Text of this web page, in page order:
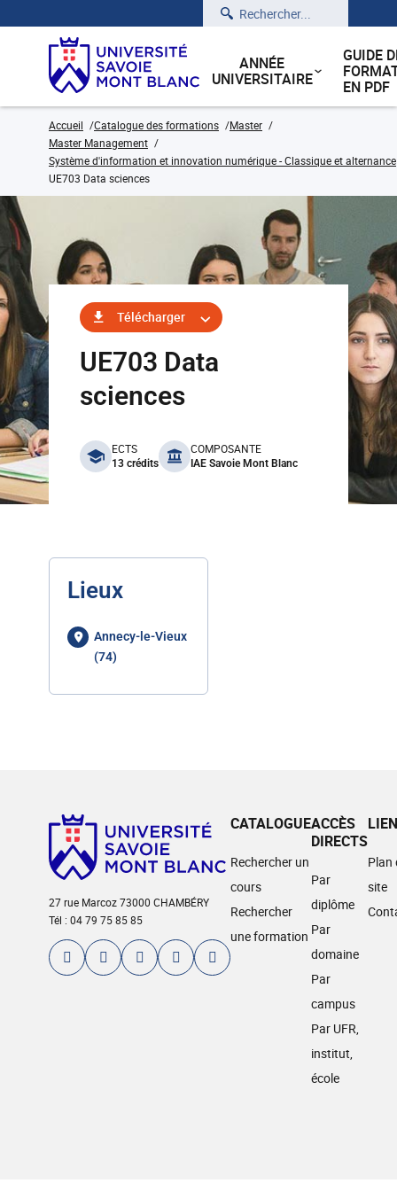
Rechercher
ANNÉE
UNIVERSITAIRE
GUIDE
EN PDF
Accueil Catalogue des formations
Master
Master Management
Système d'information et innovation numérique - Classique et alternance
UE703 Data sciences
Télécharger
UE703 Data
sciences
benefits
ECTS
13 crédits
COMPOSANTE
IAE Savoie Mont Blanc
Lieux
Annecy-le-Vieux
(74)
27 rue Marcoz 73000 CHAMBÉRY
Tél : 04 79 75 85 85
CATALOGUE
Rechercher un
cours
Rechercher
une formation
ACCÈS
DIRECTS
Par
diplôme
Par
domaine
Par
campus
Par UFR,
institut,
école
Plan
site